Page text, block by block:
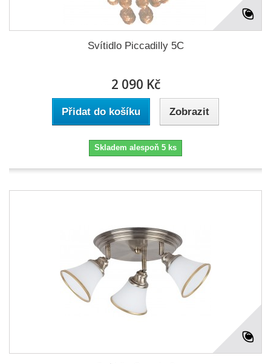
Svítidlo Piccadilly 5C
2 090 Kč
Přidat do košíku Zobrazit
Skladem alespoň 5 ks